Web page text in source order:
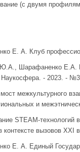
(с двумя
Е. А. Клуб
Шарафаненко Е.А.
Наукосфера. - 2023. -
межкультурного
и
STEAM-технологий
контексте вызовов
Е. А. Единый